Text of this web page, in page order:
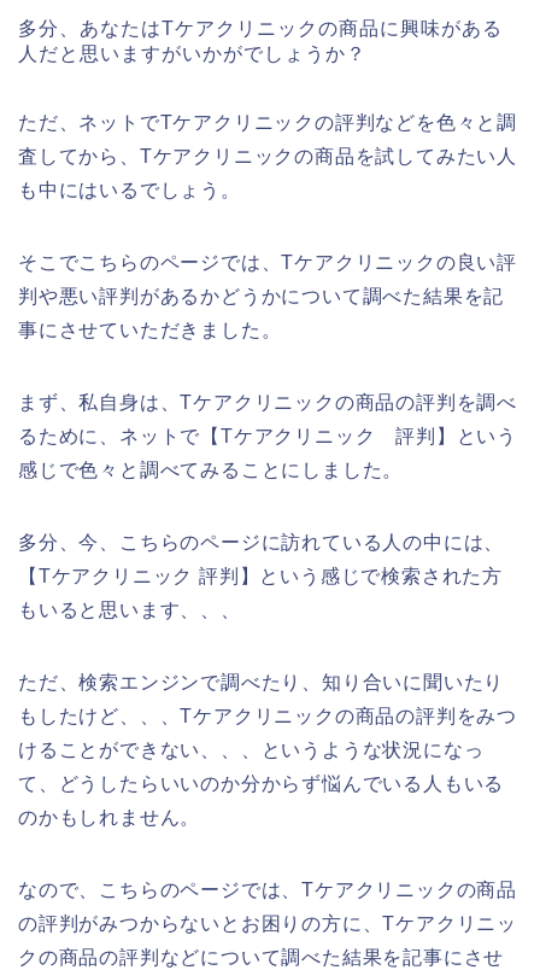
多分、あなたはTケアクリニックの商品に興味がある
人だと思いますがいかがでしょうか？
ただ、ネットでTケアクリニックの評判などを色々と調
査してから、Tケアクリニックの商品を試してみたい人
も中にはいるでしょう。
そこでこちらのページでは、Tケアクリニックの良い評
判や悪い評判があるかどうかについて調べた結果を記
事にさせていただきました。
まず、私自身は、Tケアクリニックの商品の評判を調べ
るために、ネットで【Tケアクリニック 評判】という
感じで色々と調べてみることにしました。
多分、今、こちらのページに訪れている人の中には、
【Tケアクリニック 評判】という感じで検索された方
もいると思います、、、
ただ、検索エンジンで調べたり、知り合いに聞いたり
もしたけど、、、Tケアクリニックの商品の評判をみつ
けることができない、、、というような状況になっ
て、どうしたらいいのか分からず悩んでいる人もいる
のかもしれません。
なので、こちらのページでは、Tケアクリニックの商品
の評判がみつからないとお困りの方に、Tケアクリニッ
クの商品の評判などについて調べた結果を記事にさせ